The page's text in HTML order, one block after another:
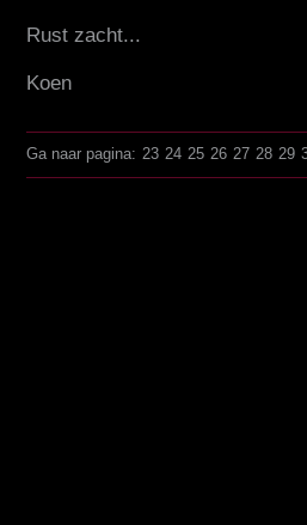
Rust zacht...
Koen
Ga naar pagina: 23 24 25 26 27 28 29